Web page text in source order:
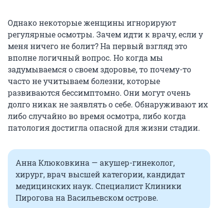
Однако некоторые женщины игнорируют
регулярные осмотры. Зачем идти к врачу, если у
меня ничего не болит? На первый взгляд это
вполне логичный вопрос. Но когда мы
задумываемся о своем здоровье, то почему-то
часто не учитываем болезни, которые
развиваются бессимптомно. Они могут очень
долго никак не заявлять о себе. Обнаруживают их
либо случайно во время осмотра, либо когда
патология достигла опасной для жизни стадии.
Анна Клюковкина — акушер-гинеколог,
хирург, врач высшей категории, кандидат
медицинских наук. Специалист Клиники
Пирогова на Васильевском острове.